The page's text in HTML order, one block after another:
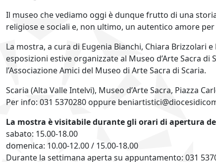
Il museo che vediamo oggi è dunque frutto di una
religiose e sociali e, non ultimo, un autentico amore per
La mostra, a cura di Eugenia Bianchi, Chiara Brizzolari
esposizioni estive organizzate al Museo d’Arte Sacra
l’Associazione Amici del Museo di Arte Sacra di Scaria.
Scaria (Alta Valle Intelvi), Museo d’Arte Sacra, Piazza
Per info: 031 5370280 oppure
La mostra è visitabile durante gli orari di apertura
sabato: 15.00-18.00
domenica: 10.00-12.00 / 15.00-18.00
Durante la settimana aperta su appuntamento: 031